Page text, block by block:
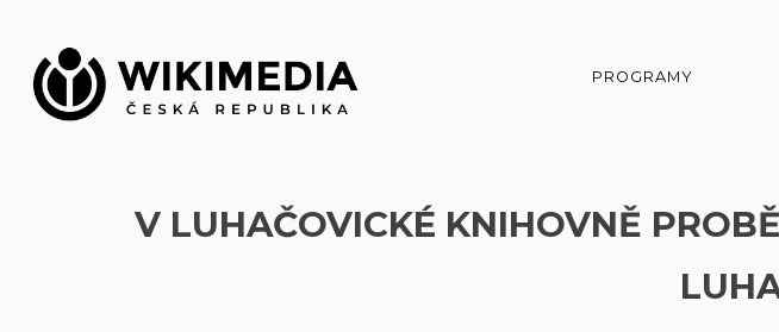
obsah
PROGRAMY
V LUHAČOVICKÉ KNIHOVNĚ